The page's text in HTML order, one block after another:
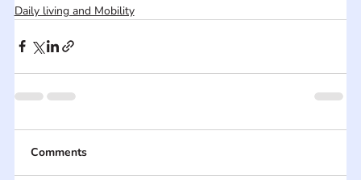
Daily living and Mobility
Comments